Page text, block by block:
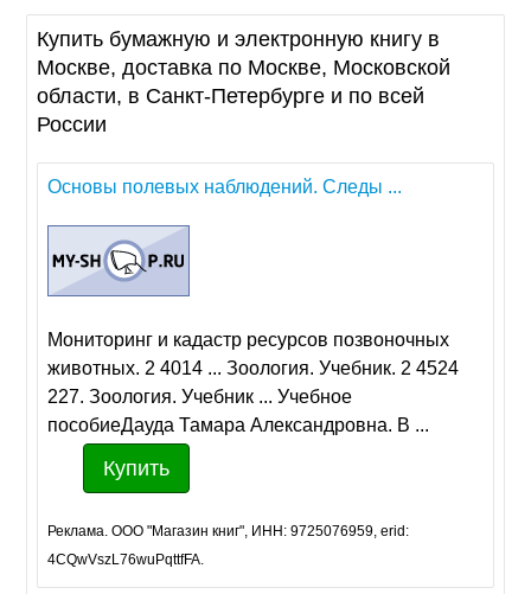
Купить бумажную и электронную книгу в
Москве, доставка по Москве, Московской
области, в Санкт-Петербурге и по всей
России
Основы полевых наблюдений. Следы ...
Мониторинг и кадастр ресурсов позвоночных
животных. 2 4014 ... Зоология. Учебник. 2 4524
227. Зоология. Учебник ... Учебное
пособиеДауда Тамара Александровна. В ...
Купить
Реклама. ООО "Магазин книг", ИНН: 9725076959, erid:
4CQwVszL76wuPqttfFA.